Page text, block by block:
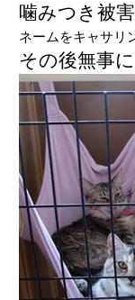
噛みつき被
ネームをキャサリ
その後無事